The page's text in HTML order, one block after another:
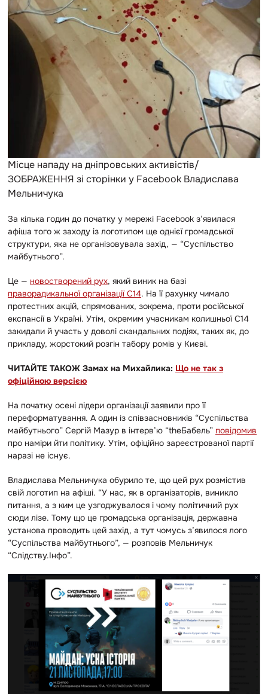
Місце нападу на дніпровських активістів/
ЗОБРАЖЕННЯ зі сторінки у Facebook Владислава
Мельничука
За кілька годин до початку у мережі Facebook з’явилася
афіша того ж заходу із логотипом ще однієї громадської
структури, яка не організовувала захід, — “Суспільство
майбутнього”.
Це — новостворений рух, який виник на базі
праворадикальної організації С14. На її рахунку чимало
протестних акцій, спрямованих, зокрема, проти російської
експансії в Україні. Утім, окремим учасникам колишньої С14
закидали й участь у доволі скандальних подіях, таких як, до
прикладу, жорстокий розгін табору ромів у Києві.
ЧИТАЙТЕ ТАКОЖ Замах на Михайлика: Що не так з
офіційною версією
На початку осені лідери організації заявили про її
переформатування. А один із співзасновників “Суспільства
майбутнього” Сергій Мазур в інтерв’ю “theБабель” повідомив
про наміри йти політику. Утім, офіційно зареєстрованої партії
наразі не існує.
Владислава Мельничука обурило те, що цей рух розмістив
свій логотип на афіші. “У нас, як в організаторів, виникло
питання, а з ким це узгоджувалося і чому політичний рух
сюди лізе. Тому що це громадська організація, державна
установа проводить цей захід, а тут чомусь з’явилося лого
“Суспільства майбутнього”, — розповів Мельничук
“Слідству.Інфо”.